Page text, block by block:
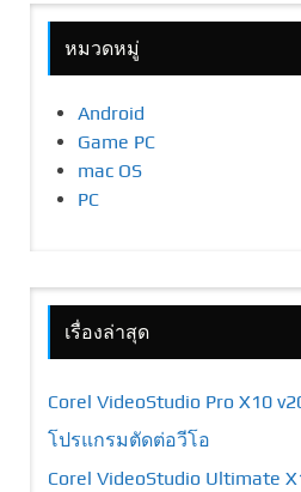
หมวดหมู่
Android
Game PC
mac OS
PC
เรื่องล่าสุด
Corel VideoStudio Pro X10
โปรแกรมตัดต่อวีโอ
Corel VideoStudio Ultimate